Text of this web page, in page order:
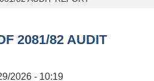
2081/82 AUDIT
2026 - 10:19